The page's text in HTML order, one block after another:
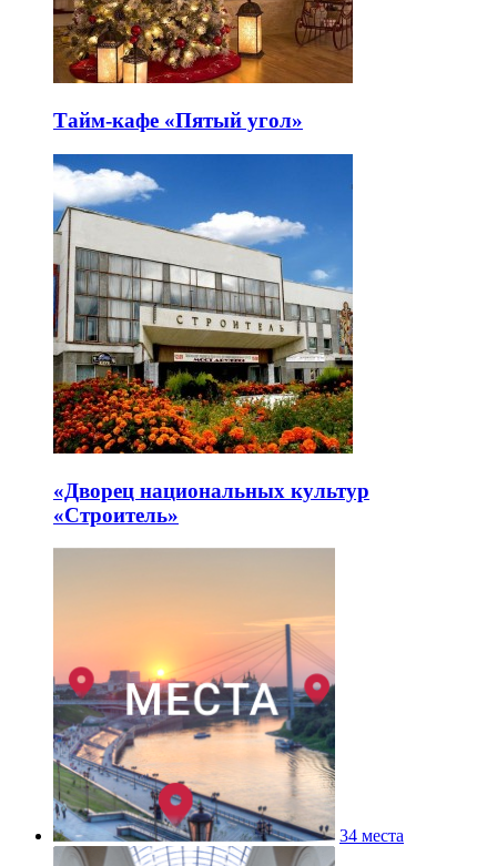
Тайм-кафе «Пятый угол»
«Дворец национальных культур
«Строитель»
34 места